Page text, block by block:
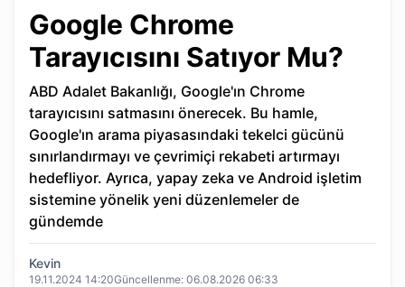
Google Chrome
Tarayıcısını Satıyor Mu?
ABD Adalet Bakanlığı, Google'ın Chrome
tarayıcısını satmasını önerecek. Bu hamle,
Google'ın arama piyasasındaki tekelci gücünü
sınırlandırmayı ve çevrimiçi rekabeti artırmayı
hedefliyor. Ayrıca, yapay zeka ve Android işletim
sistemine yönelik yeni düzenlemeler de
gündemde
Kevin
19.11.2024 14:20Güncellenme: 06.08.2026 06:33